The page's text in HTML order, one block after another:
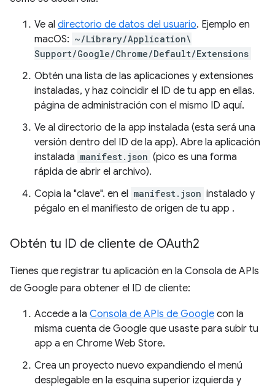
Ve al directorio de datos del usuario. Ejemplo en
macOS: ~/Library/Application\
Support/Google/Chrome/Default/Extensions
Obtén una lista de las aplicaciones y extensiones
instaladas, y haz coincidir el ID de tu app en ellas.
página de administración con el mismo ID aquí.
Ve al directorio de la app instalada (esta será una
versión dentro del ID de la app). Abre la aplicación
instalada manifest.json (pico es una forma
rápida de abrir el archivo).
Copia la "clave". en el manifest.json instalado y
pégalo en el manifiesto de origen de tu app .
Obtén tu ID de cliente de OAuth2
Tienes que registrar tu aplicación en la Consola de APIs
de Google para obtener el ID de cliente:
Accede a la Consola de APIs de Google con la
misma cuenta de Google que usaste para subir tu
app a en Chrome Web Store.
Crea un proyecto nuevo expandiendo el menú
desplegable en la esquina superior izquierda y